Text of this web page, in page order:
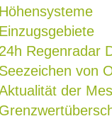
Höhensysteme
Einzugsgebiete
24h Regenradar
Seezeichen von
der